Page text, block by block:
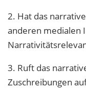
2. Hat das
anderen medialen
3. Ruft das
Zuschreibungen